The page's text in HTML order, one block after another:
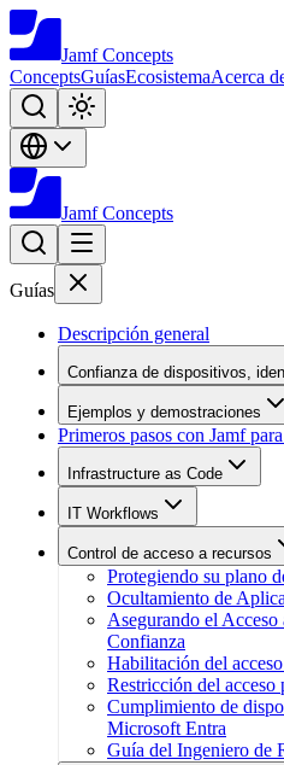
Jamf Concepts
ConceptsGuíasEcosistemaAcerca
Jamf Concepts
Guías
Descripción general
Confianza de dispositivos,
Ejemplos y demostraciones
Primeros pasos con Jamf
Infrastructure as Code
IT Workflows
Control de acceso a recursos
Protegiendo su plano
Ocultamiento de
Asegurando el
Confianza
Habilitación del
Restricción del acceso
Cumplimiento de
Microsoft Entra
Guía del Ingeniero de